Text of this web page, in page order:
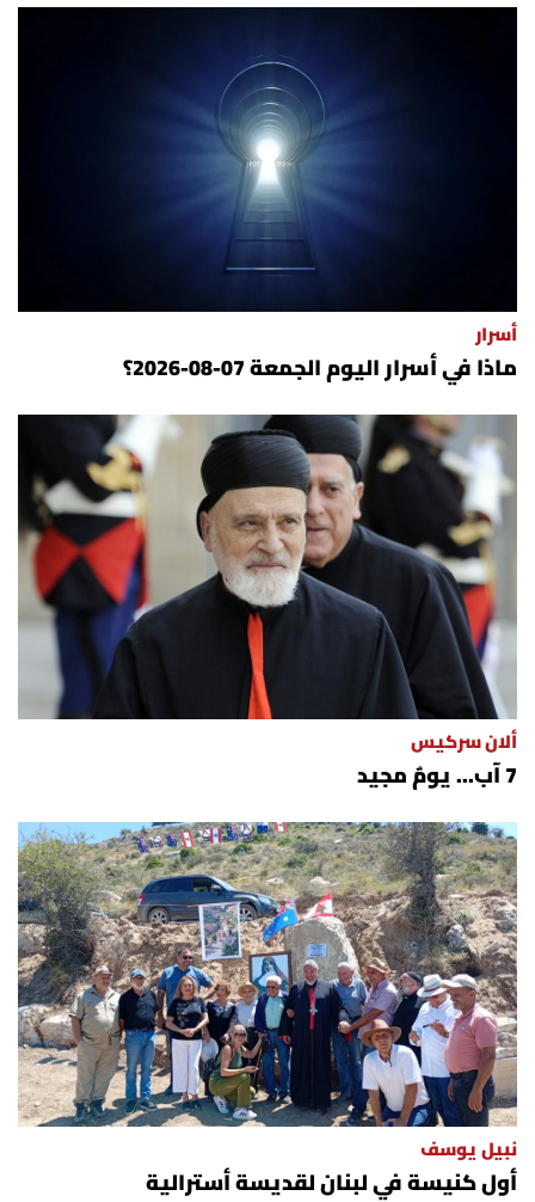
أسرار
ماذا في أسرار اليوم الجمعة 07-08-2026؟
ألان سركيس
7 آب... يومٌ مجيد
نبيل يوسف
أول كنيسة في لبنان لقديسة أسترالية